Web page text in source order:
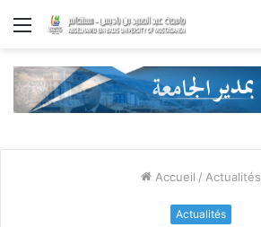
Menu
Accueil / Actualités
Actualités